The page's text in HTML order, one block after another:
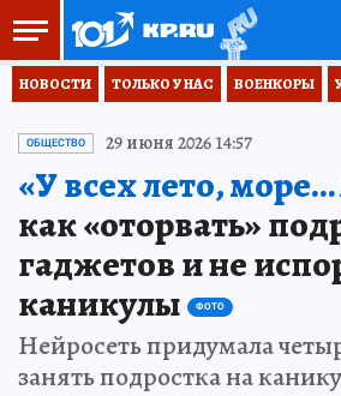
НОВОСТИ ТОЛЬКО У НАС ВОЕНКОРЫ
ОБЩЕСТВО 29 июня 2026 14:57
«У всех лето,
как «оторвать»
гаджетов и не
каникулы
ФОТО
Нейросеть придумала
занять подростка на